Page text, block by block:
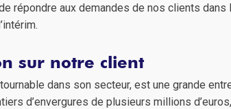
répondre aux demandes de nos clients
sur notre client
dans son secteur, est une grande
d’envergures de plusieurs millions